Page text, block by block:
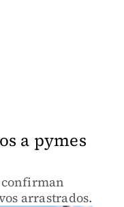
a pymes
confirman
arrastrados.